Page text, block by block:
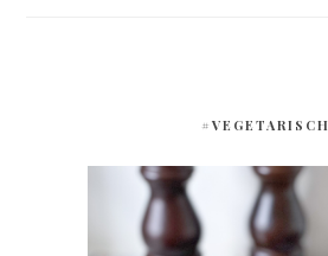
#VEGETARISCH